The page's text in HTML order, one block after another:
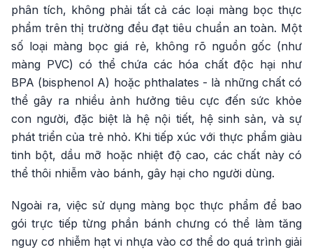
phân tích, không phải tất cả các loại màng bọc thực
phẩm trên thị trường đều đạt tiêu chuẩn an toàn. Một
số loại màng bọc giá rẻ, không rõ nguồn gốc (như
màng PVC) có thể chứa các hóa chất độc hại như
BPA (bisphenol A) hoặc phthalates - là những chất có
thể gây ra nhiều ảnh hưởng tiêu cực đến sức khỏe
con người, đặc biệt là hệ nội tiết, hệ sinh sản, và sự
phát triển của trẻ nhỏ. Khi tiếp xúc với thực phẩm giàu
tinh bột, dầu mỡ hoặc nhiệt độ cao, các chất này có
thể thôi nhiễm vào bánh, gây hại cho người dùng.
Ngoài ra, việc sử dụng màng bọc thực phẩm để bao
gói trực tiếp từng phần bánh chưng có thể làm tăng
nguy cơ nhiễm hạt vi nhựa vào cơ thể do quá trình giải